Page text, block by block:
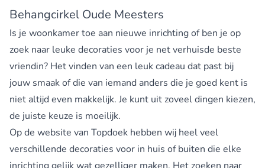
Behangcirkel Oude Meesters
Is je woonkamer toe aan nieuwe inrichting of ben je op
zoek naar leuke decoraties voor je net verhuisde beste
vriendin? Het vinden van een leuk cadeau dat past bij
jouw smaak of die van iemand anders die je goed kent is
niet altijd even makkelijk. Je kunt uit zoveel dingen kiezen,
de juiste keuze is moeilijk.
Op de website van Topdoek hebben wij heel veel
verschillende decoraties voor in huis of buiten die elke